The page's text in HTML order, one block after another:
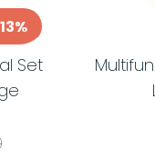
Set